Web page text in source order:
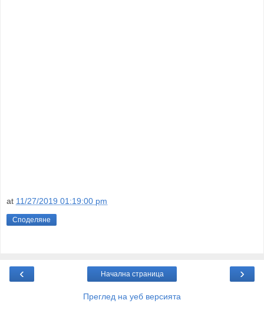
at 11/27/2019 01:19:00 pm
Споделяне
‹ ›
Начална страница
Преглед на уеб версията